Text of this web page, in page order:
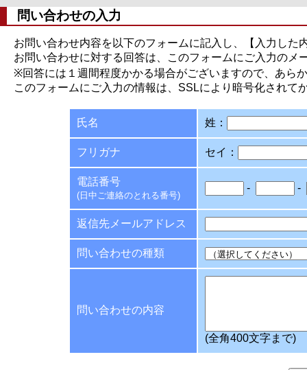
問い合わせの入力
お問い合わせ内容を以下のフォームに記入し、【入力した
お問い合わせに対する回答は、このフォームにご入力のメ
※回答には１週間程度かかる場合がございますので、あら
このフォームにご入力の情報は、SSLにより暗号化されて
氏名 姓：
フリガナ セイ：
電話番号
(日中ご連絡のとれる番号)
- -
返信先メールアドレス
問い合わせの種類
問い合わせの内容
(全角400文字まで)